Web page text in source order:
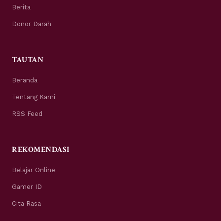
Berita
Donor Darah
TAUTAN
Beranda
Tentang Kami
RSS Feed
REKOMENDASI
Belajar Online
Gamer ID
Cita Rasa